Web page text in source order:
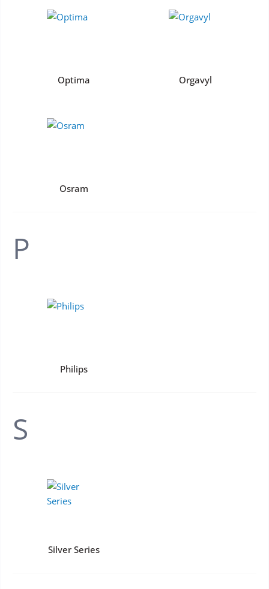
Optima Orgavyl
Osram
P
Philips
S
Silver Series